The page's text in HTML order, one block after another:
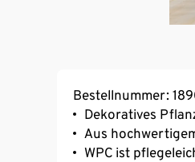
Bestellnummer:
Dekoratives
Aus
WPC ist